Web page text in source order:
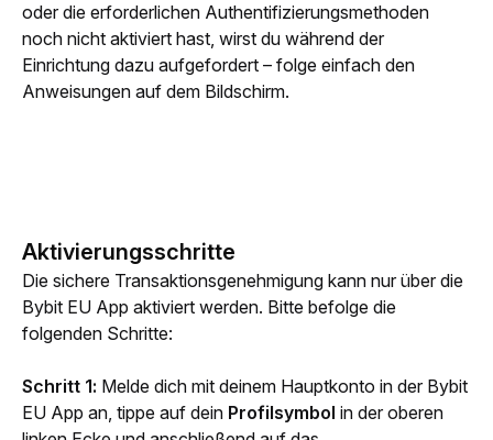
oder die erforderlichen Authentifizierungsmethoden
noch nicht aktiviert hast, wirst du während der
Einrichtung dazu aufgefordert – folge einfach den
Anweisungen auf dem Bildschirm.
Aktivierungsschritte
Die sichere Transaktionsgenehmigung kann nur über die
Bybit EU App aktiviert werden. Bitte befolge die
folgenden Schritte:
Schritt 1: Melde dich mit deinem Hauptkonto in der Bybit
EU App an, tippe auf dein Profilsymbol in der oberen